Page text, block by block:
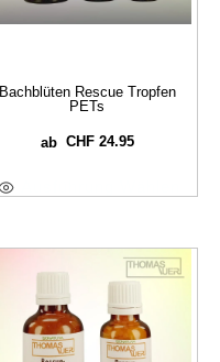
Bachblüten Rescue Tropfen
PETs
ab CHF24.95